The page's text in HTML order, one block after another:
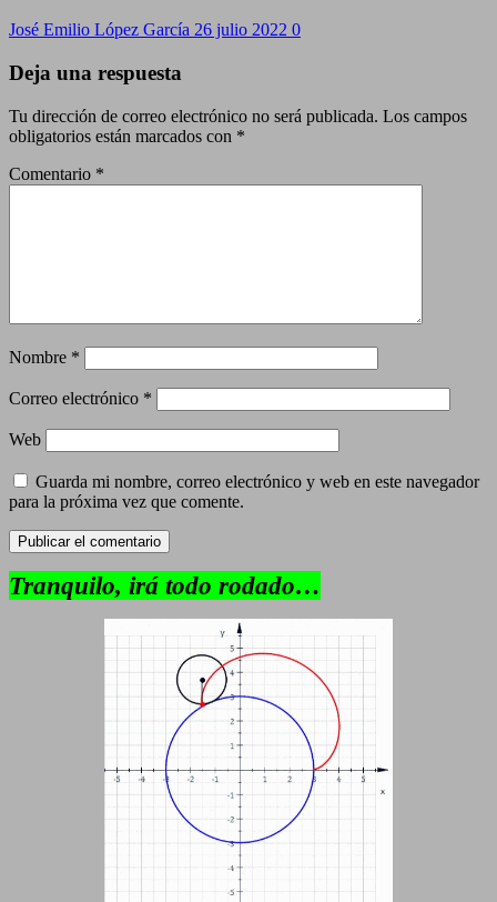
José Emilio López García 26 julio 2022 0
Deja una respuesta
Tu dirección de correo electrónico no será publicada. Los campos
obligatorios están marcados con *
Comentario *
Nombre *
Correo electrónico *
Web
Guarda mi nombre, correo electrónico y web en este navegador
para la próxima vez que comente.
Tranquilo, irá todo rodado…